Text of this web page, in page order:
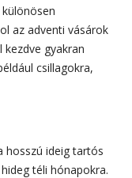
az adventi vásárok
kezdve gyakran
csillagokra,
hosszú ideig tartós
téli hónapokra.